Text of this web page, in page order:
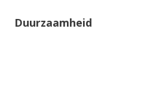
Duurzaamheid